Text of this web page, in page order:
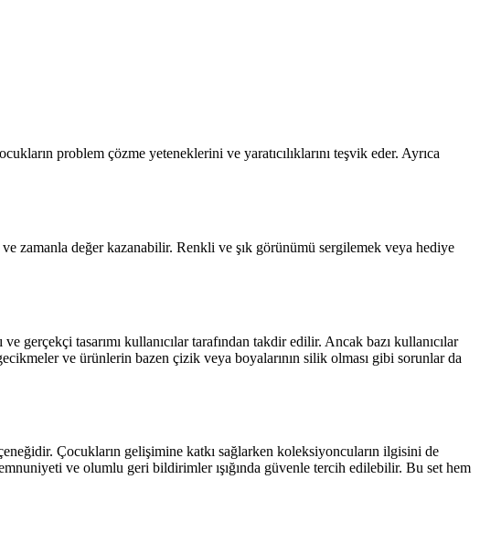
problem çözme yeteneklerini ve yaratıcılıklarını teşvik eder. Ayrıca
zamanla değer kazanabilir. Renkli ve şık görünümü sergilemek veya hediye
tasarımı kullanıcılar tarafından takdir edilir. Ancak bazı kullanıcılar
ve ürünlerin bazen çizik veya boyalarının silik olması gibi sorunlar da
Çocukların gelişimine katkı sağlarken koleksiyoncuların ilgisini de
ve olumlu geri bildirimler ışığında güvenle tercih edilebilir. Bu set hem